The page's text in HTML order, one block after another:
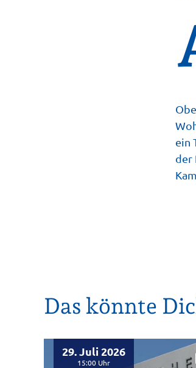
ein
der
Das könnte
29. Juli 2026
15:00